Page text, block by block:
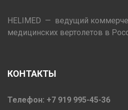
HELIMED — ведущий
медицинских вертолетов в
КОНТАКТЫ
Телефон: +7 919 995-45-36